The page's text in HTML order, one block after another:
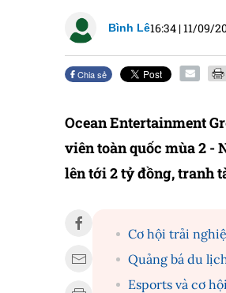
Bình Lê16:34 |11/09/
Chia sẻ
Ocean Entertainment
viên toàn quốc mùa 2 -
lên tới 2 tỷ đồng, tranh
Cơ hội trải
Quảng bá du
Esports và cơ